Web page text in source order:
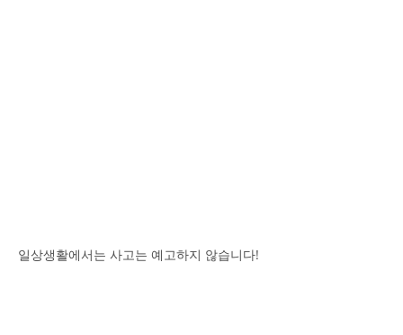
일상생활에서는 사고는 예고하지 않습니다!